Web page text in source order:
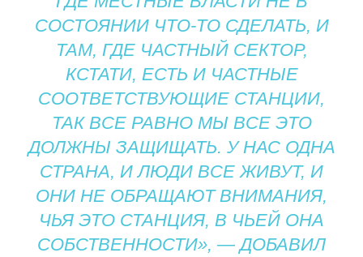
СОСТОЯНИИ ЧТО-ТО СДЕЛАТЬ, И
ТАМ, ГДЕ ЧАСТНЫЙ СЕКТОР,
КСТАТИ, ЕСТЬ И ЧАСТНЫЕ
СООТВЕТСТВУЮЩИЕ СТАНЦИИ,
ТАК ВСЕ РАВНО МЫ ВСЕ ЭТО
ДОЛЖНЫ ЗАЩИЩАТЬ. У НАС ОДНА
СТРАНА, И ЛЮДИ ВСЕ ЖИВУТ, И
ОНИ НЕ ОБРАЩАЮТ ВНИМАНИЯ,
ЧЬЯ ЭТО СТАНЦИЯ, В ЧЬЕЙ ОНА
СОБСТВЕННОСТИ», — ДОБАВИЛ